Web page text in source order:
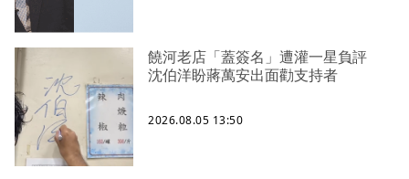
饒河老店「蓋簽名」遭灌一星負評
沈伯洋盼蔣萬安出面勸支持者
2026.08.05 13:50